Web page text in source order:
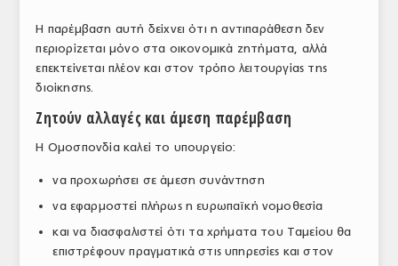
Η παρέμβαση αυτή δείχνει ότι η αντιπαράθεση δεν
περιορίζεται μόνο στα οικονομικά ζητήματα, αλλά
επεκτείνεται πλέον και στον τρόπο λειτουργίας της
διοίκησης.
Ζητούν αλλαγές και άμεση παρέμβαση
Η Ομοσπονδία καλεί το υπουργείο:
να προχωρήσει σε άμεση συνάντηση
να εφαρμοστεί πλήρως η ευρωπαϊκή νομοθεσία
και να διασφαλιστεί ότι τα χρήματα του Ταμείου θα
επιστρέφουν πραγματικά στις υπηρεσίες και στον